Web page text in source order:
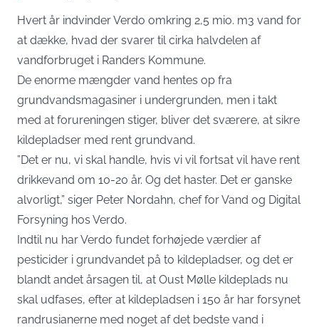
Hvert år indvinder Verdo omkring 2,5 mio. m3 vand for
at dække, hvad der svarer til cirka halvdelen af
vandforbruget i Randers Kommune.
De enorme mængder vand hentes op fra
grundvandsmagasiner i undergrunden, men i takt
med at forureningen stiger, bliver det sværere, at sikre
kildepladser med rent grundvand.
”Det er nu, vi skal handle, hvis vi vil fortsat vil have rent
drikkevand om 10-20 år. Og det haster. Det er ganske
alvorligt,” siger Peter Nordahn, chef for Vand og Digital
Forsyning hos Verdo.
Indtil nu har Verdo fundet forhøjede værdier af
pesticider i grundvandet på to kildepladser, og det er
blandt andet årsagen til, at Oust Mølle kildeplads nu
skal udfases, efter at kildepladsen i 150 år har forsynet
randrusianerne med noget af det bedste vand i